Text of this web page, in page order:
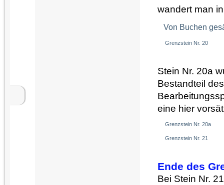
wandert man
Von Buchen
Grenzstein Nr. 20
Stein Nr. 20a
Bestandteil
eine hier
Grenzstein Nr. 20a
Grenzstein Nr. 21
Ende des
Bei Stein Nr.